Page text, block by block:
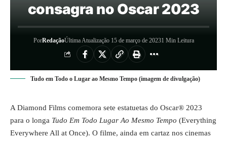
consagra no Oscar 2023
PorRedaçãoÚltima Atualização 15 de março de 20231 Min Leitura
Tudo em Todo o Lugar ao Mesmo Tempo (imagem de divulgação)
A Diamond Films comemora sete estatuetas do Oscar® 2023
para o longa Tudo Em Todo Lugar Ao Mesmo Tempo (Everything
Everywhere All at Once). O filme, ainda em cartaz nos cinemas